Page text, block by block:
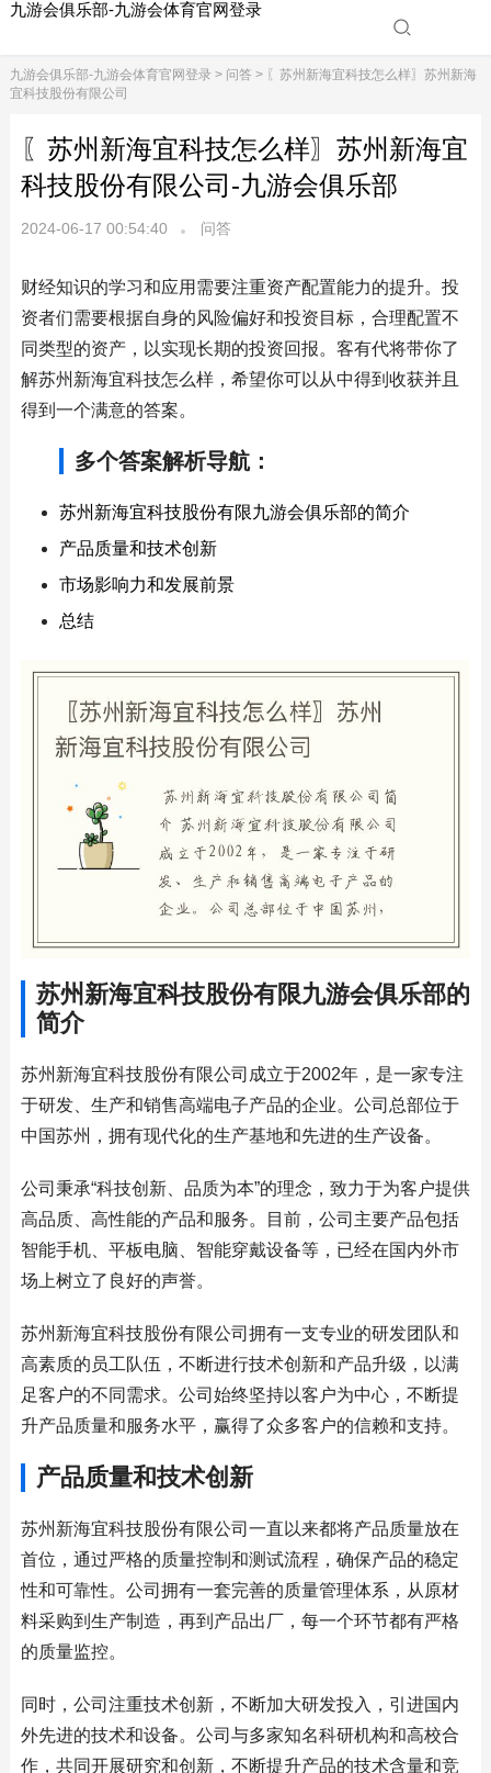
九游会俱乐部-九游会体育官网登录
九游会俱乐部-九游会体育官网登录> 问答 > 〖苏州新海宜科技怎么样〗苏州新海
宜科技股份有限公司
〖苏州新海宜科技怎么样〗苏州新海宜
科技股份有限公司-九游会俱乐部
2024-06-17 00:54:40 问答
财经知识的学习和应用需要注重资产配置能力的提升。投
资者们需要根据自身的风险偏好和投资目标，合理配置不
同类型的资产，以实现长期的投资回报。客有代将带你了
解苏州新海宜科技怎么样，希望你可以从中得到收获并且
得到一个满意的答案。
多个答案解析导航：
苏州新海宜科技股份有限九游会俱乐部的简介
产品质量和技术创新
市场影响力和发展前景
总结
苏州新海宜科技股份有限九游会俱乐部的
简介
苏州新海宜科技股份有限公司成立于2002年，是一家专注
于研发、生产和销售高端电子产品的企业。公司总部位于
中国苏州，拥有现代化的生产基地和先进的生产设备。
公司秉承“科技创新、品质为本”的理念，致力于为客户提供
高品质、高性能的产品和服务。目前，公司主要产品包括
智能手机、平板电脑、智能穿戴设备等，已经在国内外市
场上树立了良好的声誉。
苏州新海宜科技股份有限公司拥有一支专业的研发团队和
高素质的员工队伍，不断进行技术创新和产品升级，以满
足客户的不同需求。公司始终坚持以客户为中心，不断提
升产品质量和服务水平，赢得了众多客户的信赖和支持。
产品质量和技术创新
苏州新海宜科技股份有限公司一直以来都将产品质量放在
首位，通过严格的质量控制和测试流程，确保产品的稳定
性和可靠性。公司拥有一套完善的质量管理体系，从原材
料采购到生产制造，再到产品出厂，每一个环节都有严格
的质量监控。
同时，公司注重技术创新，不断加大研发投入，引进国内
外先进的技术和设备。公司与多家知名科研机构和高校合
作，共同开展研究和创新，不断提升产品的技术含量和竞